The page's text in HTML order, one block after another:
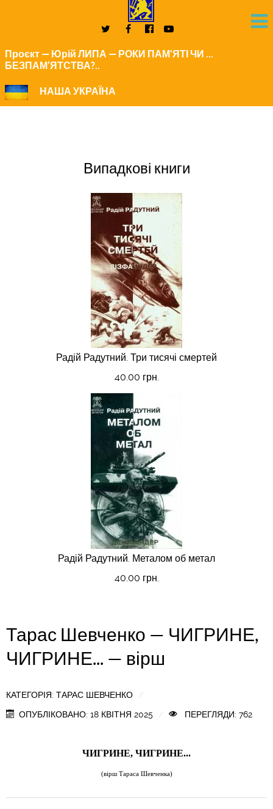
Проєкт — Юрій ЛИПА — РОКИ ПАМ'ЯТІ ЧИ ...
БЕЗПАМ’ЯТСТВА?..
НАША УКРАЇНА
Випадкові книги
Радій Радутний. Три тисячі смертей
40.00 грн.
Радій Радутний. Металом об метал
40.00 грн.
Тарас Шевченко — ЧИГРИНЕ,
ЧИГРИНЕ... — вірш
КАТЕГОРІЯ: ТАРАС ШЕВЧЕНКО
ОПУБЛІКОВАНО: 18 КВІТНЯ 2025
ПЕРЕГЛЯДИ: 762
ЧИГРИНЕ, ЧИГРИНЕ...
(вірш Тараса Шевченка)